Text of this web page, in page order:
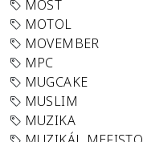
MOST
MOTOL
MOVEMBER
MPC
MUGCAKE
MUSLIM
MUZIKA